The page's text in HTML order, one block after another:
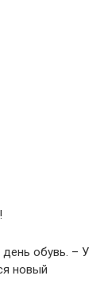
обувь. – У
новый